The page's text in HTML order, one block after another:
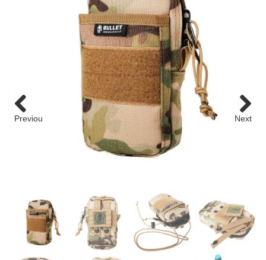
roman
roman
COMICS
NEWSTOCK &RESTOCK
BALLISTICS
BULLET
GEAR&GOODS
BAG&WALLET
Previou
Next